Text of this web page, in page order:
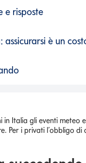
e risposte
e risposte
assicurarsi è un
assicurarsi è un
in Italia gli eventi meteo
Per i privati l’obbligo di